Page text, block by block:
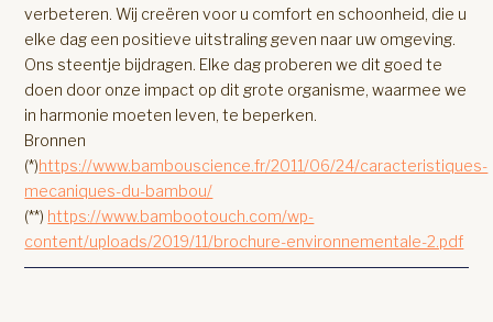
verbeteren. Wij creëren voor u comfort en schoonheid, die u
elke dag een positieve uitstraling geven naar uw omgeving.
Ons steentje bijdragen. Elke dag proberen we dit goed te
doen door onze impact op dit grote organisme, waarmee we
in harmonie moeten leven, te beperken.
Bronnen
(*)https://www.bambouscience.fr/2011/06/24/caracteristiques-
mecaniques-du-bambou/
(**) https://www.bambootouch.com/wp-
content/uploads/2019/11/brochure-environnementale-2.pdf